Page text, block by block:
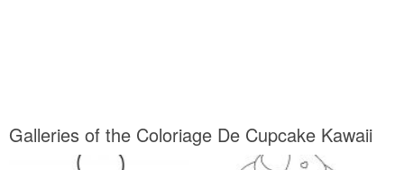
Galleries of the Coloriage De Cupcake Kawaii